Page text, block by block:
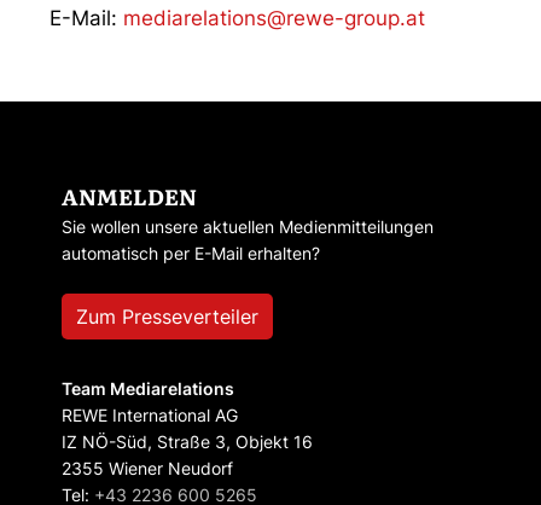
E-Mail: mediarelations@rewe-group.at
ANMELDEN
Sie wollen unsere aktuellen Medienmitteilungen
automatisch per E-Mail erhalten?
Zum Presseverteiler
Team Mediarelations
REWE International AG
IZ NÖ-Süd, Straße 3, Objekt 16
2355 Wiener Neudorf
Tel: +43 2236 600 5265